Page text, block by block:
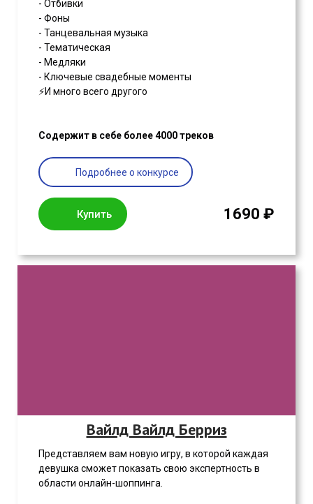
- Отбивки
- Фоны
- Танцевальная музыка
- Тематическая
- Медляки
- Ключевые свадебные моменты
⚡️И много всего другого
Содержит в себе более 4000 треков
Подробнее о конкурсе
Купить 1690 ₽
Вайлд Вайлд Берриз
Представляем вам новую игру, в которой каждая
девушка сможет показать свою экспертность в
области онлайн-шоппинга.